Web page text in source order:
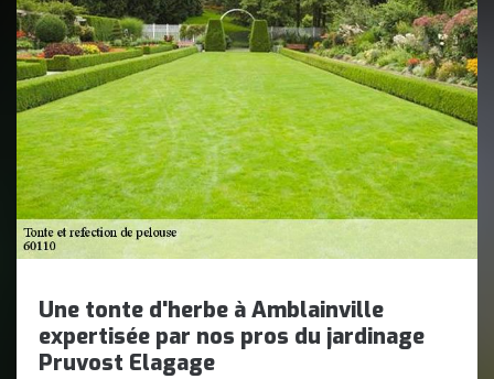
Une tonte d'herbe à Amblainville
expertisée par nos pros du jardinage
Pruvost Elagage